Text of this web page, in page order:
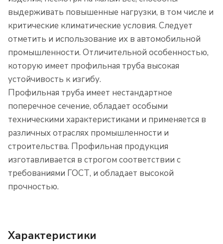
выдерживать повышенные нагрузки, в том числе и
критические климатические условия. Следует
отметить и использование их в автомобильной
промышленности. Отличительной особенностью,
которую имеет профильная труба высокая
устойчивость к изгибу.
Профильная труба имеет нестандартное
поперечное сечение, обладает особыми
техническими характеристиками и применяется в
различных отраслях промышленности и
строительства. Профильная продукция
изготавливается в строгом соответствии с
требованиями ГОСТ, и обладает высокой
прочностью.
Характеристики